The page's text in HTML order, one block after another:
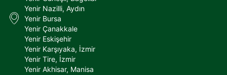
Yenir Nazilli, Aydın
Yenir Bursa
Yenir Çanakkale
Yenir Eskişehir
Yenir Karşıyaka, İzmir
Yenir Tire, İzmir
Yenir Akhisar, Manisa